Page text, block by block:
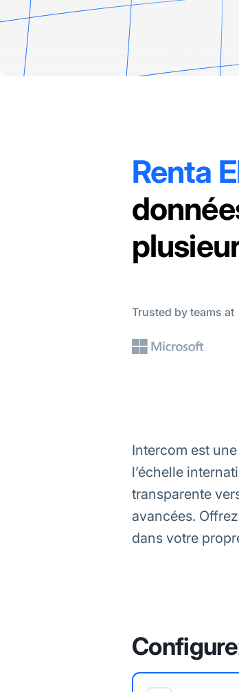
Renta
Trusted by teams at
Intercom est
l’échelle
transparente
avancées.
dans votre